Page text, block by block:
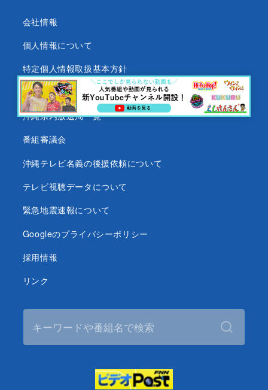
会社情報
個人情報について
特定個人情報取扱基本方針
沖縄テレビ放送基準
沖縄県内放送局一覧
番組審議会
沖縄テレビ名義の後援依頼について
テレビ視聴データについて
緊急地震速報について
Googleのプライバシーポリシー
採用情報
リンク